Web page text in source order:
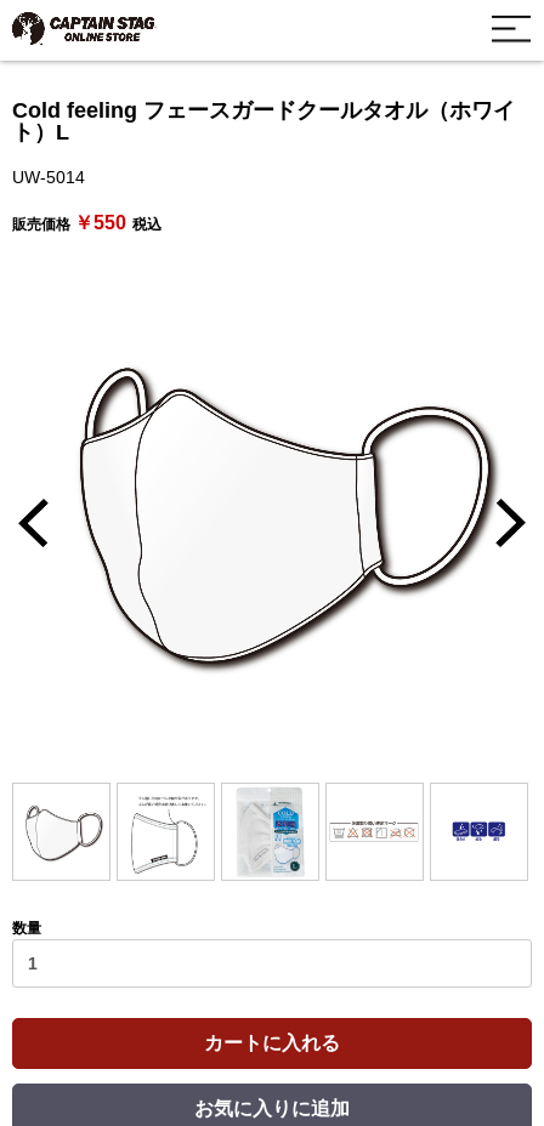
Cold feeling フェースガードクールタオル（ホワイ
ト）L
UW-5014
販売価格 ￥550 税込
数量
カートに入れる
お気に入りに追加